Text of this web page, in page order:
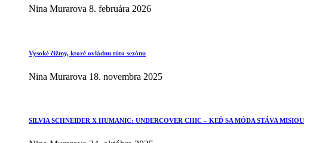
Nina Murarova 8. februára 2026
Vysoké čižmy, ktoré ovládnu túto sezónu
Nina Murarova 18. novembra 2025
SILVIA SCHNEIDER X HUMANIC: UNDERCOVER CHIC – KEĎ SA MÓDA STÁVA MISIOU